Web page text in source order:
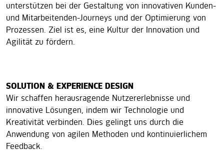
unterstützen bei der Gestaltung von innovativen Kunden-
und Mitarbeitenden-Journeys und der Optimierung von
Prozessen. Ziel ist es, eine Kultur der Innovation und
Agilität zu fördern.
SOLUTION & EXPERIENCE DESIGN
Wir schaffen herausragende Nutzererlebnisse und
innovative Lösungen, indem wir Technologie und
Kreativität verbinden. Dies gelingt uns durch die
Anwendung von agilen Methoden und kontinuierlichem
Feedback.